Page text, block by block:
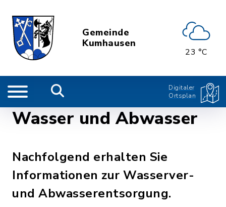
Gemeinde
Kumhausen
23 °C
Digitaler
Ortsplan
Wasser und Abwasser
Nachfolgend erhalten Sie
Informationen zur Wasserver-
und Abwasserentsorgung.